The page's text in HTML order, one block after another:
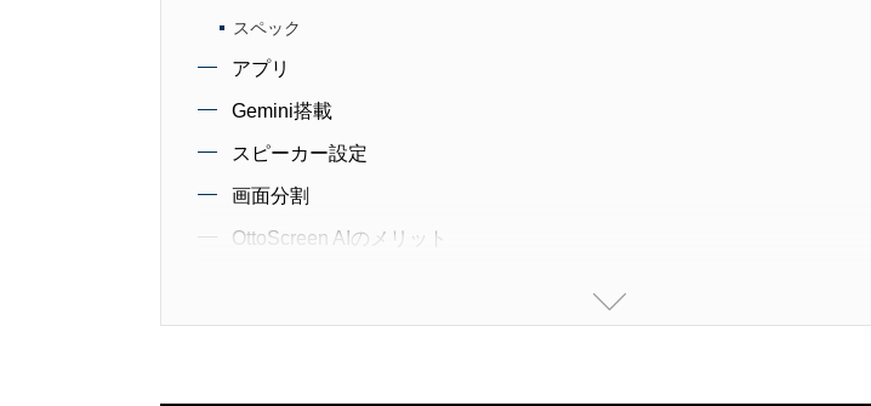
スペック
アプリ
Gemini搭載
スピーカー設定
画面分割
OttoScreen AIのメリット
おわりに